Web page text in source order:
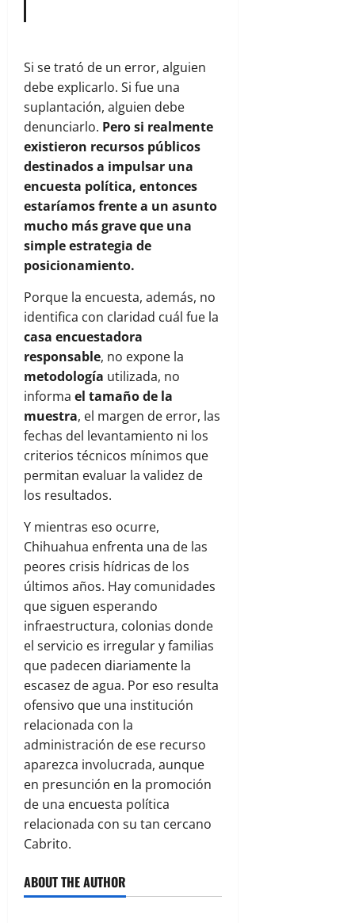
Si se trató de un error, alguien
debe explicarlo. Si fue una
suplantación, alguien debe
denunciarlo. Pero si realmente
existieron recursos públicos
destinados a impulsar una
encuesta política, entonces
estaríamos frente a un asunto
mucho más grave que una
simple estrategia de
posicionamiento.
Porque la encuesta, además, no
identifica con claridad cuál fue la
casa encuestadora
responsable, no expone la
metodología utilizada, no
informa el tamaño de la
muestra, el margen de error, las
fechas del levantamiento ni los
criterios técnicos mínimos que
permitan evaluar la validez de
los resultados.
Y mientras eso ocurre,
Chihuahua enfrenta una de las
peores crisis hídricas de los
últimos años. Hay comunidades
que siguen esperando
infraestructura, colonias donde
el servicio es irregular y familias
que padecen diariamente la
escasez de agua. Por eso resulta
ofensivo que una institución
relacionada con la
administración de ese recurso
aparezca involucrada, aunque
en presunción en la promoción
de una encuesta política
relacionada con su tan cercano
Cabrito.
ABOUT THE AUTHOR